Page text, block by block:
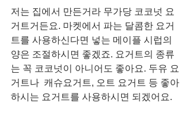
저는 집에서 만든거라 무가당 코코넛 요
거트거든요. 마켓에서 파는 달콤한 요거
트를 사용하신다면 넣는 메이플 시럽의
양은 조절하시면 좋겠죠. 요거트의 종류
는 꼭 코코넛이 아니어도 좋아요. 두유 요
거트나  캐슈요거트, 오트 요거트 등 좋아
하시는 요거트를 사용하시면 되겠어요.